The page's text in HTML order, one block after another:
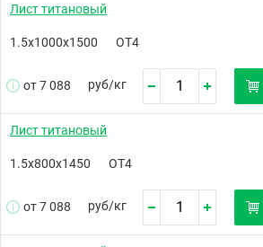
Лист титановый
1.5х1000х1500 ОТ4
от 7 088 руб/кг
Лист титановый
1.5х800х1450 ОТ4
от 7 088 руб/кг